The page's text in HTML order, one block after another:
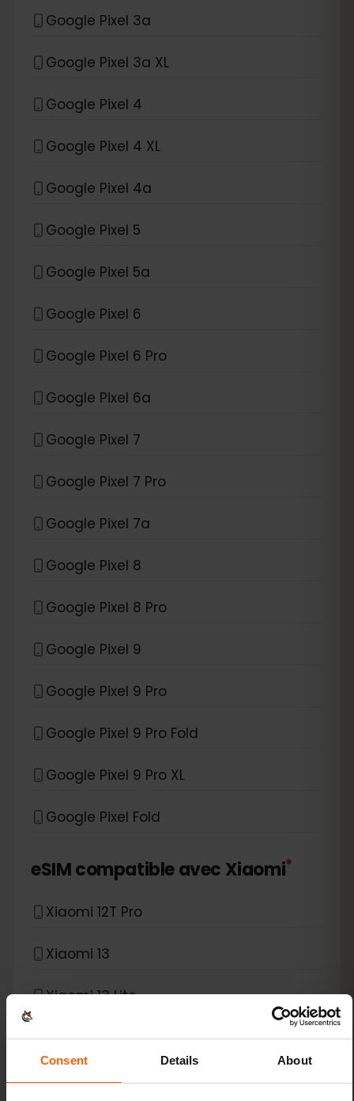
Consent Details About
Google Pixel 3a
Google Pixel 3a XL
Google Pixel 4
Google Pixel 4 XL
Google Pixel 4a
Google Pixel 5
Google Pixel 5a
Google Pixel 6
Google Pixel 6 Pro
Google Pixel 6a
Google Pixel 7
Google Pixel 7 Pro
Google Pixel 7a
Google Pixel 8
Google Pixel 8 Pro
Google Pixel 9
Google Pixel 9 Pro
Google Pixel 9 Pro Fold
Google Pixel 9 Pro XL
Google Pixel Fold
eSIM compatible avec Xiaomi*
Xiaomi 12T Pro
Xiaomi 13
Xiaomi 13 Lite
Xiaomi 13 Pro
Xiaomi 13T Pro